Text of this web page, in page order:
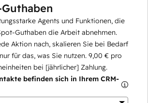
Agents und Funktionen, die
Guthaben die Arbeit abnehmen.
Aktion nach, skalieren Sie bei Bedarf
für das, was Sie nutzen. 9,00 € pro
bei [jährlicher] Zahlung.
befinden sich in Ihrem CRM-